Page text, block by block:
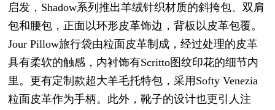
启发，Shadow系列推出羊绒针织材质的斜挎包、双肩
包和腰包，正面以环形皮革饰边，背板以皮革包覆。
Jour Pillow旅行袋由粒面皮革制成，经过处理的皮革
具有柔软的触感，内衬饰有Scritto图纹印花的细节内
里。更有定制款超大羊毛托特包，采用Softy Venezia
粒面皮革作为手柄。此外，靴子的设计也更引人注